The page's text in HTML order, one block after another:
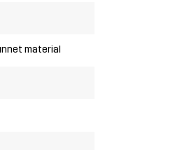
material